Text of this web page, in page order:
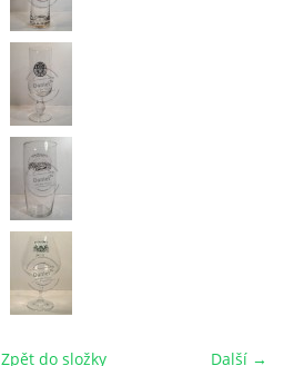
Další →
Zpět do složky